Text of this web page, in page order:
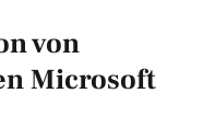
von
Microsoft